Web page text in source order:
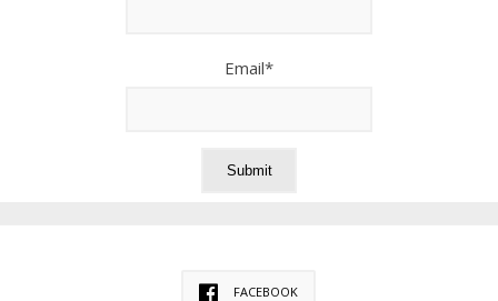
Email*
FACEBOOK